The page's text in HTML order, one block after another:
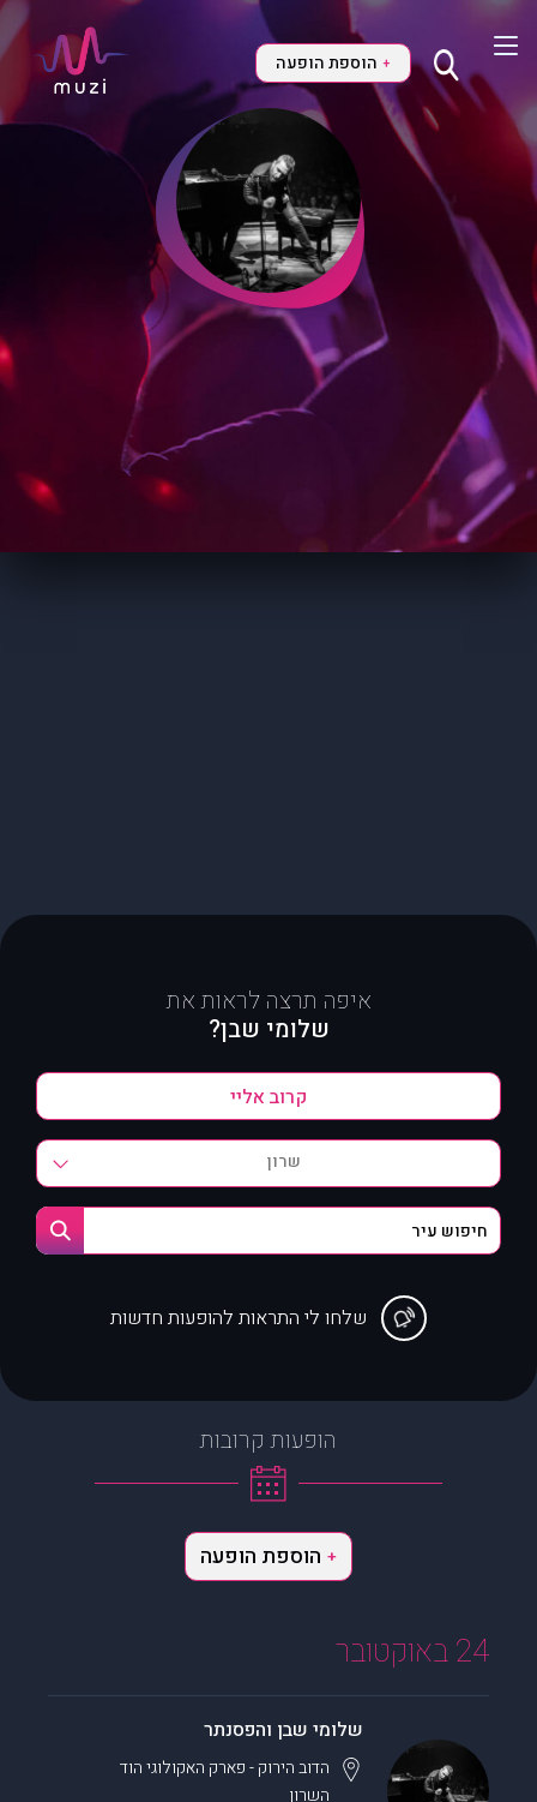
+ הוספת הופעה
איפה תרצה לראות את
שלומי שבן?
שרון
שלחו לי התראות להופעות חדשות
הופעות קרובות
+ הוספת הופעה
24 באוקטובר
שלומי שבן והפסנתר
הדוב הירוק - פארק האקולוגיהוד
השרון